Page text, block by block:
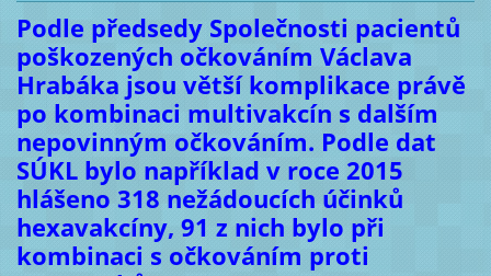
Podle předsedy Společnosti pacientů
poškozených očkováním Václava
Hrabáka jsou větší komplikace právě
po kombinaci multivakcín s dalším
nepovinným očkováním. Podle dat
SÚKL bylo například v roce 2015
hlášeno 318 nežádoucích účinků
hexavakcíny, 91 z nich bylo při
kombinaci s očkováním proti